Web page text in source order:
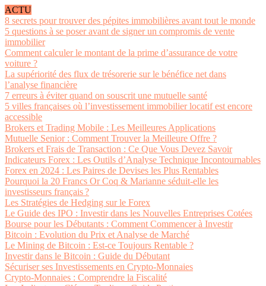
ACTU
8 secrets pour trouver des pépites immobilières avant tout le monde
5 questions à se poser avant de signer un compromis de vente
immobilier
Comment calculer le montant de la prime d’assurance de votre
voiture ?
La supériorité des flux de trésorerie sur le bénéfice net dans
l’analyse financière
7 erreurs à éviter quand on souscrit une mutuelle santé
5 villes françaises où l’investissement immobilier locatif est encore
accessible
Brokers et Trading Mobile : Les Meilleures Applications
Mutuelle Senior : Comment Trouver la Meilleure Offre ?
Brokers et Frais de Transaction : Ce Que Vous Devez Savoir
Indicateurs Forex : Les Outils d’Analyse Technique Incontournables
Forex en 2024 : Les Paires de Devises les Plus Rentables
Pourquoi la 20 Francs Or Coq & Marianne séduit-elle les
investisseurs français ?
Les Stratégies de Hedging sur le Forex
Le Guide des IPO : Investir dans les Nouvelles Entreprises Cotées
Bourse pour les Débutants : Comment Commencer à Investir
Bitcoin : Evolution du Prix et Analyse de Marché
Le Mining de Bitcoin : Est-ce Toujours Rentable ?
Investir dans le Bitcoin : Guide du Débutant
Sécuriser ses Investissements en Crypto-Monnaies
Crypto-Monnaies : Comprendre la Fiscalité